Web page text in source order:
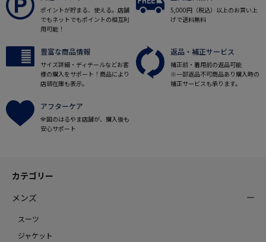
ポイントが貯まる、使える。店舗
でもネットでもポイントの相互利
用可能！
5,000円（税込）以上のお買い上
げで送料無料
豊富な商品情報
サイズ詳細・ディテールなどお客
様の購入をサポート！商品により
店頭在庫も表示。
返品・補正サービス
補正前・着用前の返品可能
※一部返品不可商品あり購入時の
補正サービスも承ります。
アフターケア
全国のはるやま店舗が、購入後も
安心サポート
カテゴリー
メンズ
スーツ
ジャケット